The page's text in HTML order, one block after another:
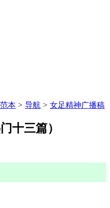
本 > 导航 > 女足精神广播稿
十三篇）